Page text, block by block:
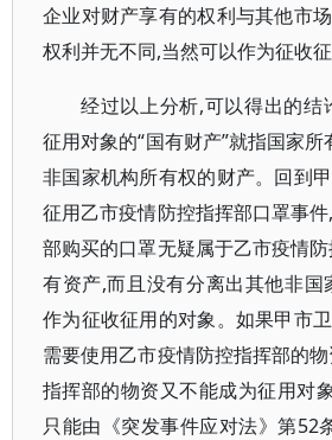
企业对财产享有的权利与其他市
权利并无不同,当然可以作为征收征
经过以上分析,可以得出的结
征用对象的“国有财产”就指国家
非国家机构所有权的财产。回到
征用乙市疫情防控指挥部口罩事
部购买的口罩无疑属于乙市疫情
有资产,而且没有分离出其他非国
作为征收征用的对象。如果甲市
需要使用乙市疫情防控指挥部的
指挥部的物资又不能成为征用对
只能由《突发事件应对法》第52